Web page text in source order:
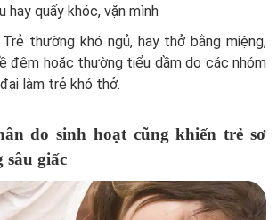
hay quấy khóc, vặn mình
Trẻ thường khó ngủ, hay thở bằng miệng,
đêm hoặc thường tiểu dầm do các nhóm
làm trẻ khó thở.
do sinh hoạt cũng khiến trẻ sơ
sâu giấc